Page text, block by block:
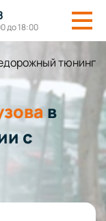
до 18:00
тюнинг
в
с